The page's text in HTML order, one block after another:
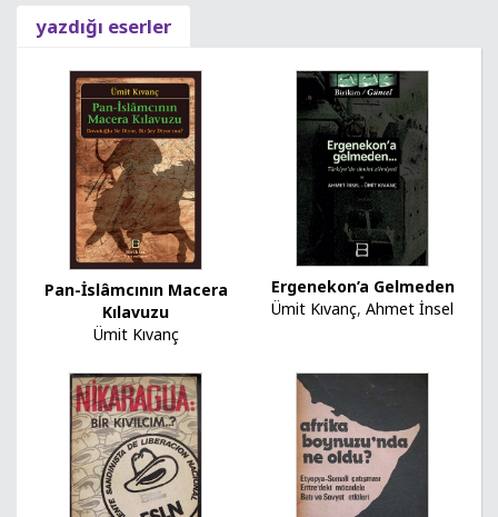
yazdığı eserler
Pan-İslâmcının Macera
Kılavuzu
Ümit Kıvanç
Ergenekon’a Gelmeden
Ümit Kıvanç, Ahmet İnsel